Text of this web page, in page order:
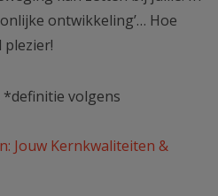
ontwikkeling’… Hoe
plezier!
*definitie volgens
Jouw Kernkwaliteiten &